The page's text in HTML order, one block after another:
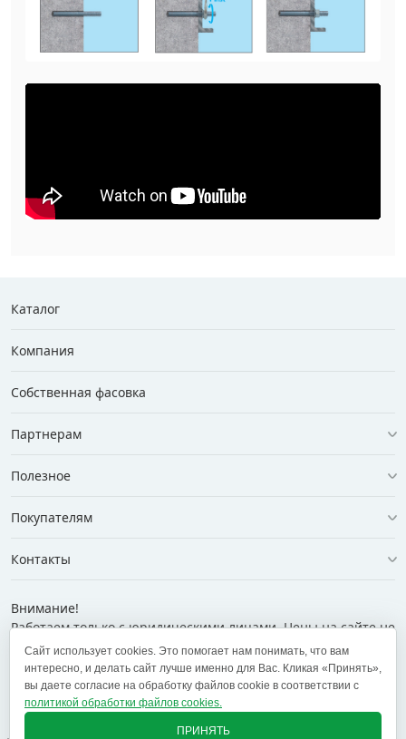
Каталог
Компания
Собственная фасовка
Партнерам
Полезное
Покупателям
Контакты
Внимание!
Работаем только с юридическими лицами. Цены на сайте не
являются договором публичной оферты.
+375 (29) 169-74-74
info@ekt.by
Сайт использует cookies. Это помогает нам понимать, что вам
интересно, и делать сайт лучше именно для Вас. Кликая «Принять»,
вы даете согласие на обработку файлов cookie в соответствии с
политикой обработки файлов cookies.
ПРИНЯТЬ